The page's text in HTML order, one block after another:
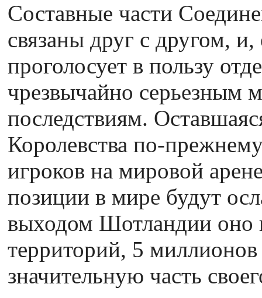
Составные части
связаны друг с другом,
проголосует в пользу
чрезвычайно серьезным
последствиям.
Королевства по-
игроков на мировой
позиции в мире будут
выходом Шотландии оно
территорий, 5 миллионов
значительную часть